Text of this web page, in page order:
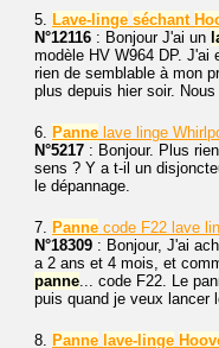
5. Lave-linge séchant
N°12116 : Bonjour J'ai un
modèle HV W964 DP. J'ai
rien de semblable à mon
plus depuis hier soir.
6. Panne lave linge
N°5217 : Bonjour. Plus
sens ? Y a t-il un
le dépannage.
7. Panne code F22 lave
N°18309 : Bonjour, J'ai
a 2 ans et 4 mois, et
panne... code F22. Le
puis quand je veux lancer
8. Panne lave-linge